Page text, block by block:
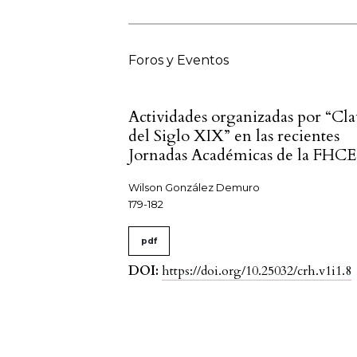
Foros y Eventos
Actividades organizadas por
del Siglo XIX” en las recientes
Jornadas Académicas de la FHCE
Wilson González Demuro
179-182
pdf
DOI: https://doi.org/10.25032/crh.v1i1.8